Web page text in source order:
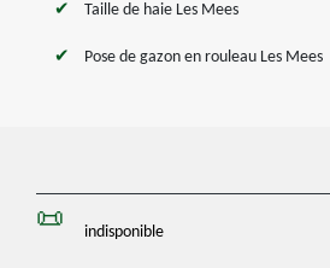
Taille de haie Les Mees
Pose de gazon en rouleau Les Mees
indisponible